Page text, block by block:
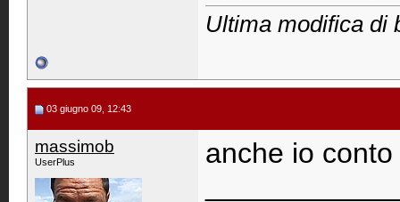
Ultima modifica di
03 giugno 09, 12:43
massimob
UserPlus
anche io